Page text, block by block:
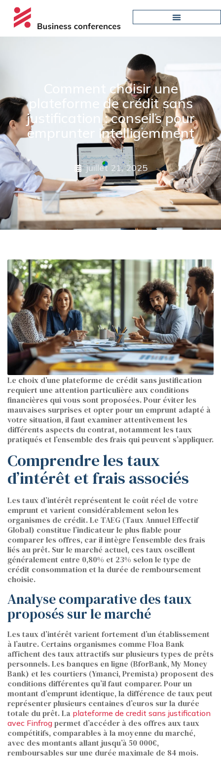
Comment choisir une
plateforme de crédit sans
justification : conseils pour
emprunter intelligemment
juillet 21, 2025
Le choix d’une plateforme de crédit sans justification
requiert une attention particulière aux conditions
financières qui vous sont proposées. Pour éviter les
mauvaises surprises et opter pour un emprunt adapté à
votre situation, il faut examiner attentivement les
différents aspects du contrat, notamment les taux
pratiqués et l’ensemble des frais qui peuvent s’appliquer.
Comprendre les taux
d’intérêt et frais associés
Les taux d’intérêt représentent le coût réel de votre
emprunt et varient considérablement selon les
organismes de crédit. Le TAEG (Taux Annuel Effectif
Global) constitue l’indicateur le plus fiable pour
comparer les offres, car il intègre l’ensemble des frais
liés au prêt. Sur le marché actuel, ces taux oscillent
généralement entre 0,80% et 23% selon le type de
crédit consommation et la durée de remboursement
choisie.
Analyse comparative des taux
proposés sur le marché
Les taux d’intérêt varient fortement d’un établissement
à l’autre. Certains organismes comme Floa Bank
affichent des taux attractifs sur plusieurs types de prêts
personnels. Les banques en ligne (BforBank, My Money
Bank) et les courtiers (Ymanci, Premista) proposent des
conditions différentes qu’il faut comparer. Pour un
montant d’emprunt identique, la différence de taux peut
représenter plusieurs centaines d’euros sur la durée
totale du prêt. La plateforme de credit sans justification
avec Finfrog permet d’accéder à des offres aux taux
compétitifs, comparables à la moyenne du marché,
avec des montants allant jusqu’à 50 000€,
remboursables sur une durée maximale de 84 mois.